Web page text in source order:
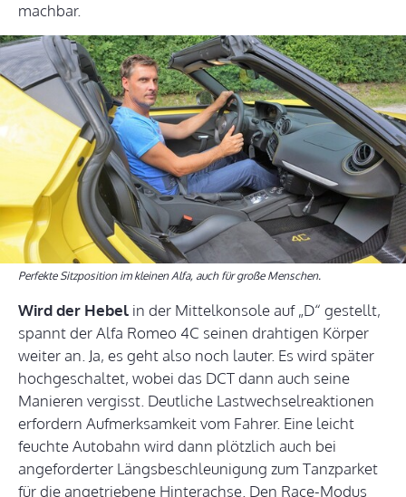
machbar.
Perfekte Sitzposition im kleinen Alfa, auch für große Menschen.
Wird der Hebel in der Mittelkonsole auf „D“ gestellt,
spannt der Alfa Romeo 4C seinen drahtigen Körper
weiter an. Ja, es geht also noch lauter. Es wird später
hochgeschaltet, wobei das DCT dann auch seine
Manieren vergisst. Deutliche Lastwechselreaktionen
erfordern Aufmerksamkeit vom Fahrer. Eine leicht
feuchte Autobahn wird dann plötzlich auch bei
angeforderter Längsbeschleunigung zum Tanzparket
für die angetriebene Hinterachse. Den Race-Modus